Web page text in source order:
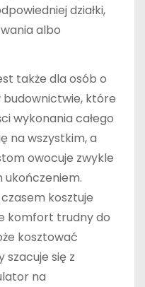
działki,
albo
także dla osób o
budownictwie, które
wykonania całego
na wszystkim, a
owocuje zwykle
ukończeniem.
kosztuje
komfort trudny do
kosztować
szacuje się z
na